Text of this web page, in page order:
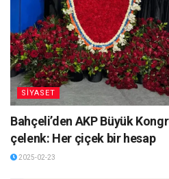
SİYASET
Bahçeli’den AKP Büyük
çelenk: Her çiçek bir hesap
2025-02-23